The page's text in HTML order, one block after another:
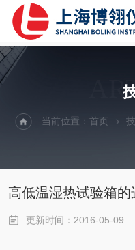
当前位置：首页
高低温湿热试验箱
更新时间：2016-05-09